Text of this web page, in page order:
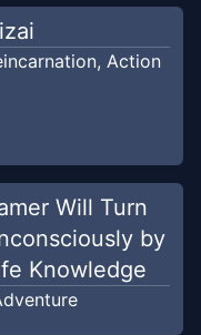
, Action
Will Turn
by
Knowledge